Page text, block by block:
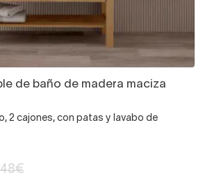
de baño de madera maciza
2 cajones, con patas y lavabo de